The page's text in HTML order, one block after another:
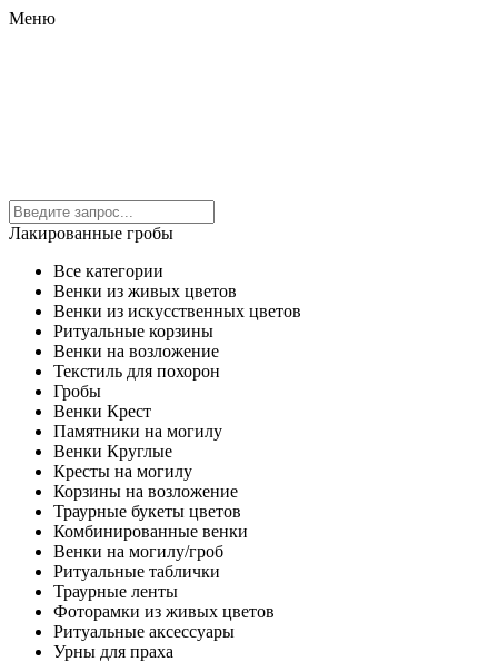
Меню
Лакированные гробы
Все категории
Венки из живых цветов
Венки из искусственных цветов
Ритуальные корзины
Венки на возложение
Текстиль для похорон
Гробы
Венки Крест
Памятники на могилу
Венки Круглые
Кресты на могилу
Корзины на возложение
Траурные букеты цветов
Комбинированные венки
Венки на могилу/гроб
Ритуальные таблички
Траурные ленты
Фоторамки из живых цветов
Ритуальные аксессуары
Урны для праха